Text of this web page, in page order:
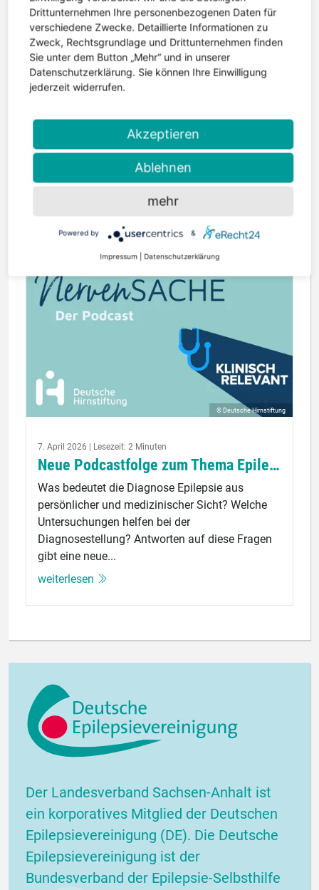
6. Mai 2026 | Lesezeit: 2 Minuten
Mittelpunkt steht diesmal ein Thema, das oft zu
wenig Aufmerksamkeit bekommt: die
Geschwister von Kindern mit Epilepsie....
weiterlesen
© Deutsche Hirnstiftung
7. April 2026 | Lesezeit: 2 Minuten
Neue Podcastfolge zum Thema Epilepsie
Was bedeutet die Diagnose Epilepsie aus
persönlicher und medizinischer Sicht? Welche
Untersuchungen helfen bei der
Diagnosestellung? Antworten auf diese Fragen
gibt eine neue...
weiterlesen
Der Landesverband Sachsen-Anhalt ist
ein korporatives Mitglied der Deutschen
Epilepsievereinigung (DE). Die Deutsche
Epilepsievereinigung ist der
Bundesverband der Epilepsie-Selbsthilfe
Drittunternehmen Ihre personenbezogenen Daten für
verschiedene Zwecke. Detaillierte Informationen zu
Zweck, Rechtsgrundlage und Drittunternehmen finden
Sie unter dem Button „Mehr“ und in unserer
Datenschutzerklärung. Sie können Ihre Einwilligung
jederzeit widerrufen.
Akzeptieren
Ablehnen
mehr
Powered by &
Impressum Datenschutzerklärung